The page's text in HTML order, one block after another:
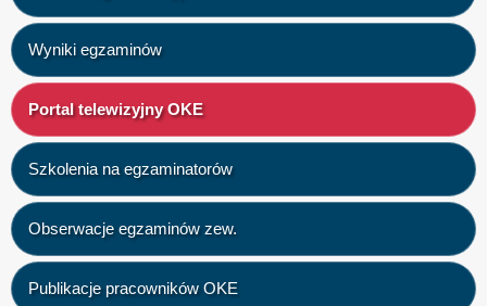
Wyniki egzaminów
Portal telewizyjny OKE
Szkolenia na egzaminatorów
Obserwacje egzaminów zew.
Publikacje pracowników OKE